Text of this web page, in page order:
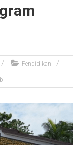
Pendidikan